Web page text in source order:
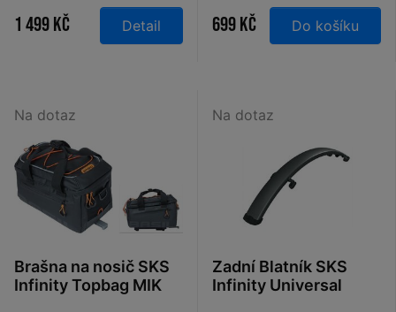
1 499 Kč Detail 699 Kč Do košíku
Na dotaz
Brašna na nosič SKS
Infinity Topbag MIK
Na dotaz
Zadní Blatník SKS
Infinity Universal